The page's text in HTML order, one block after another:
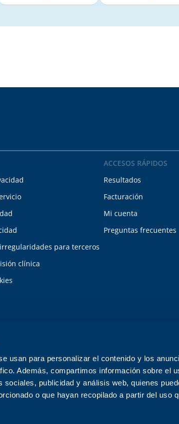
usan para personalizar el contenido y los
Además, compartimos información sobre el
sociales, publicidad y análisis web, quienes
o que hayan recopilado a partir del uso
para terceros
clínica
ACCESOS RÁPIDOS
Resultados
Facturación
Mi cuenta
Preguntas frecuentes
2100191, de la Universidad Autónoma de Yucatán.
a su Médico ya que es el único facultado para indicar el